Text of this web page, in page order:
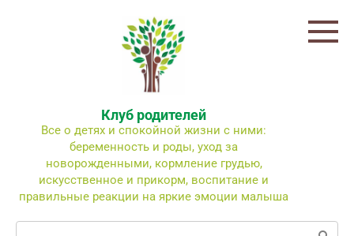
Клуб родителей
Все о детях и спокойной жизни с ними:
беременность и роды, уход за
новорожденными, кормление грудью,
искусственное и прикорм, воспитание и
правильные реакции на яркие эмоции малыша
Поиск: